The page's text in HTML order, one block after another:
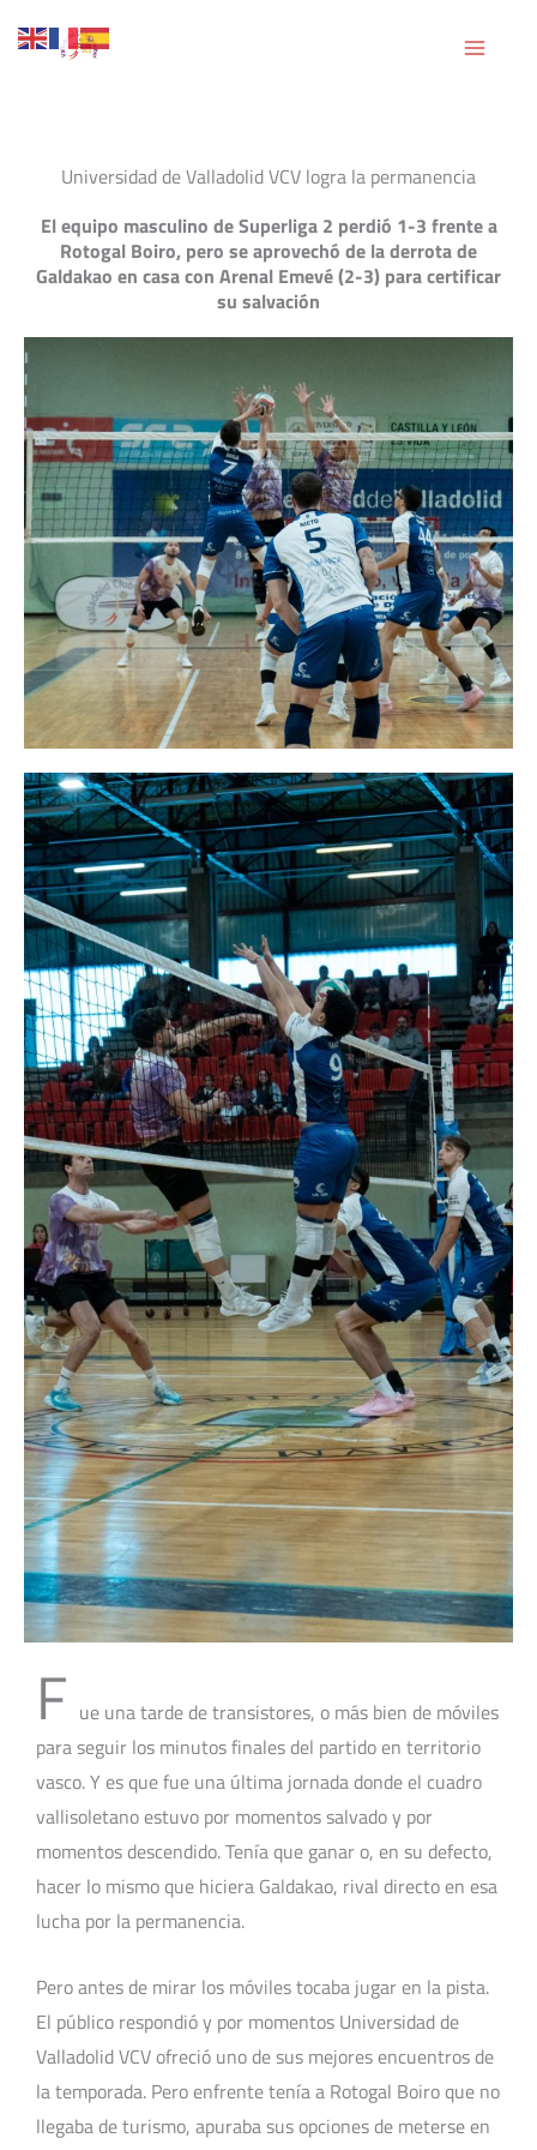
Ir
al
Universidad de Valladolid VCV logra la permanencia
El equipo masculino de Superliga 2 perdió 1-3 frente a
Rotogal Boiro, pero se aprovechó de la derrota de
Galdakao en casa con Arenal Emevé (2-3) para certificar
su salvación
F ue una tarde de transistores, o más bien de móviles
para seguir los minutos finales del partido en territorio
vasco. Y es que fue una última jornada donde el cuadro
vallisoletano estuvo por momentos salvado y por
momentos descendido. Tenía que ganar o, en su defecto,
hacer lo mismo que hiciera Galdakao, rival directo en esa
lucha por la permanencia.
Pero antes de mirar los móviles tocaba jugar en la pista.
El público respondió y por momentos Universidad de
Valladolid VCV ofreció uno de sus mejores encuentros de
la temporada. Pero enfrente tenía a Rotogal Boiro que no
llegaba de turismo, apuraba sus opciones de meterse en